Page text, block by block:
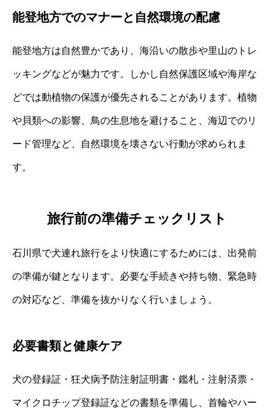
能登地方でのマナーと自然環境の配慮
能登地方は自然豊かであり、海沿いの散歩や里山のトレ
ッキングなどが魅力です。しかし自然保護区域や海岸な
どでは動植物の保護が優先されることがあります。植物
や貝類への影響、鳥の生息地を避けること、海辺でのリ
ード管理など、自然環境を壊さない行動が求められま
す。
旅行前の準備チェックリスト
石川県で犬連れ旅行をより快適にするためには、出発前
の準備が鍵となります。必要な手続きや持ち物、緊急時
の対応など、準備を抜かりなく行いましょう。
必要書類と健康ケア
犬の登録証・狂犬病予防注射証明書・鑑札・注射済票・
マイクロチップ登録証などの書類を準備し、首輪やハー